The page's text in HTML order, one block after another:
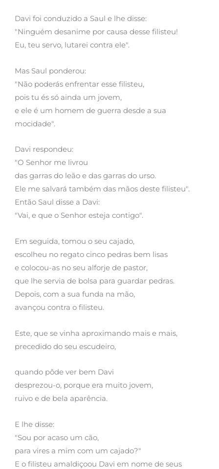
Davi foi conduzido a Saul e lhe disse:
"Ninguém desanime por causa desse filisteu!
Eu, teu servo, lutarei contra ele".
Mas Saul ponderou:
"Não poderás enfrentar esse filisteu,
pois tu és só ainda um jovem,
e ele é um homem de guerra desde a sua
mocidade".
Davi respondeu:
"O Senhor me livrou
das garras do leão e das garras do urso.
Ele me salvará também das mãos deste filisteu".
Então Saul disse a Davi:
"Vai, e que o Senhor esteja contigo".
Em seguida, tomou o seu cajado,
escolheu no regato cinco pedras bem lisas
e colocou-as no seu alforje de pastor,
que lhe servia de bolsa para guardar pedras.
Depois, com a sua funda na mão,
avançou contra o filisteu.
Este, que se vinha aproximando mais e mais,
precedido do seu escudeiro,
quando pôde ver bem Davi
desprezou-o, porque era muito jovem,
ruivo e de bela aparência.
E lhe disse:
"Sou por acaso um cão,
para vires a mim com um cajado?"
E o filisteu amaldiçoou Davi em nome de seus